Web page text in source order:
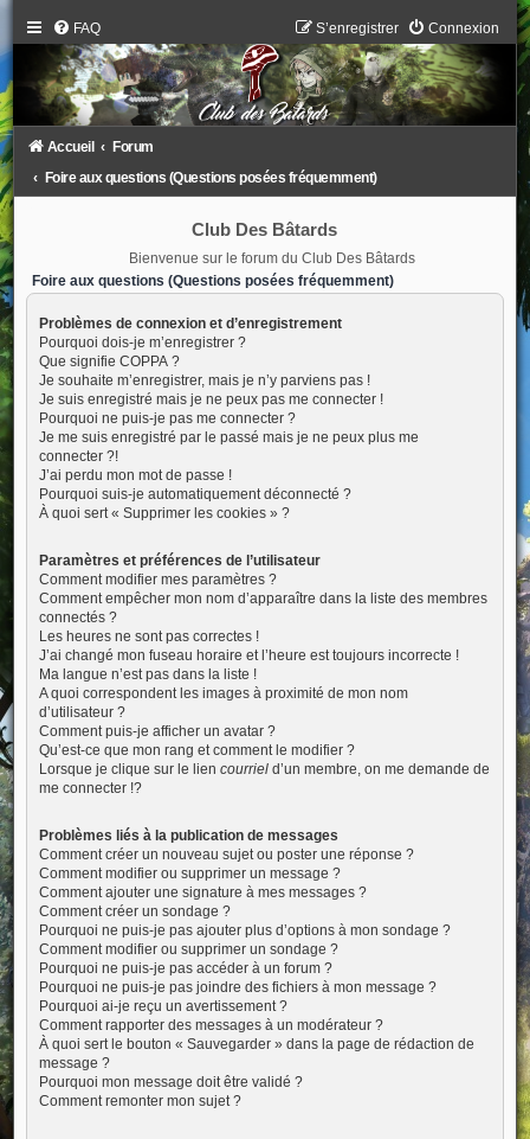
FAQ Connexion
S’enregistrer
Accueil
Forum
Foire aux questions (Questions posées fréquemment)
Club Des Bâtards
Bienvenue sur le forum du Club Des Bâtards
Foire aux questions (Questions posées fréquemment)
Problèmes de connexion et d’enregistrement
Pourquoi dois-je m’enregistrer ?
Que signifie COPPA ?
Je souhaite m’enregistrer, mais je n’y parviens pas !
Je suis enregistré mais je ne peux pas me connecter !
Pourquoi ne puis-je pas me connecter ?
Je me suis enregistré par le passé mais je ne peux plus me
connecter ?!
J’ai perdu mon mot de passe !
Pourquoi suis-je automatiquement déconnecté ?
À quoi sert « Supprimer les cookies » ?
Paramètres et préférences de l’utilisateur
Comment modifier mes paramètres ?
Comment empêcher mon nom d’apparaître dans la liste des membres
connectés ?
Les heures ne sont pas correctes !
J’ai changé mon fuseau horaire et l’heure est toujours incorrecte !
Ma langue n’est pas dans la liste !
A quoi correspondent les images à proximité de mon nom
d’utilisateur ?
Comment puis-je afficher un avatar ?
Qu’est-ce que mon rang et comment le modifier ?
Lorsque je clique sur le lien courrield’un membre, on me demande de
me connecter !?
Problèmes liés à la publication de messages
Comment créer un nouveau sujet ou poster une réponse ?
Comment modifier ou supprimer un message ?
Comment ajouter une signature à mes messages ?
Comment créer un sondage ?
Pourquoi ne puis-je pas ajouter plus d’options à mon sondage ?
Comment modifier ou supprimer un sondage ?
Pourquoi ne puis-je pas accéder à un forum ?
Pourquoi ne puis-je pas joindre des fichiers à mon message ?
Pourquoi ai-je reçu un avertissement ?
Comment rapporter des messages à un modérateur ?
À quoi sert le bouton « Sauvegarder » dans la page de rédaction de
message ?
Pourquoi mon message doit être validé ?
Comment remonter mon sujet ?